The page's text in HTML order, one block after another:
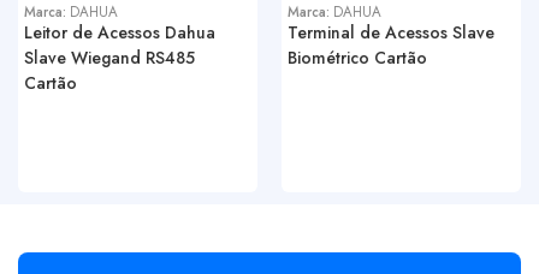
Marca: DAHUA
Leitor de Acessos Dahua
Slave Wiegand RS485
Cartão
Marca: DAHUA
Terminal de Acessos Slave
Biométrico Cartão